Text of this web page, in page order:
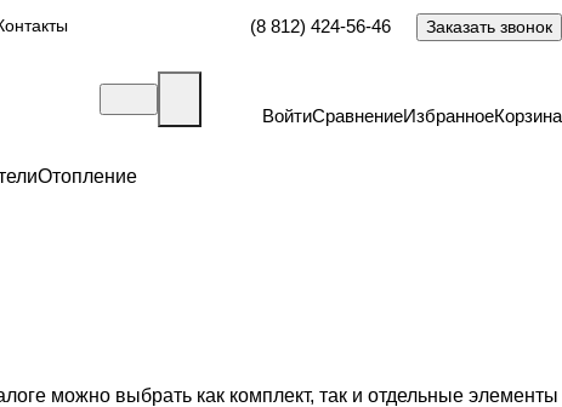
(8 812) 424-56-46 Заказать звонок
ВойтиСравнениеИзбранноеКорзина
Отопление
можно выбрать как комплект, так и отдельные элементы